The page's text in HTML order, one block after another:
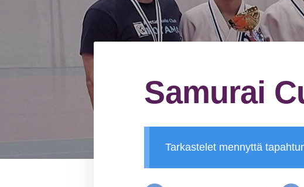
Samurai
Tarkastelet mennyttä